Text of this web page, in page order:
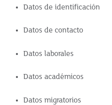
Datos de identificación
Datos de contacto
Datos laborales
Datos académicos
Datos migratorios